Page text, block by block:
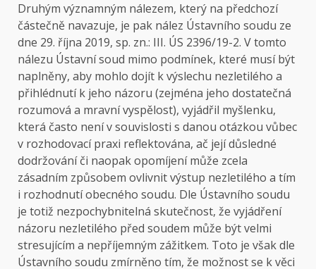
Druhým významným nálezem, který na předchozí
částečně navazuje, je pak nález Ústavního soudu ze
dne 29. října 2019, sp. zn.: III. ÚS 2396/19-2. V tomto
nálezu Ústavní soud mimo podmínek, které musí být
naplněny, aby mohlo dojít k výslechu nezletilého a
přihlédnutí k jeho názoru (zejména jeho dostatečná
rozumová a mravní vyspělost), vyjádřil myšlenku,
která často není v souvislosti s danou otázkou vůbec
v rozhodovací praxi reflektována, ač její důsledné
dodržování či naopak opomíjení může zcela
zásadním způsobem ovlivnit výstup nezletilého a tím
i rozhodnutí obecného soudu. Dle Ústavního soudu
je totiž nezpochybnitelná skutečnost, že vyjádření
názoru nezletilého před soudem může být velmi
stresujícím a nepříjemným zážitkem. Toto je však dle
Ústavního soudu zmírněno tím, že možnost se k věci